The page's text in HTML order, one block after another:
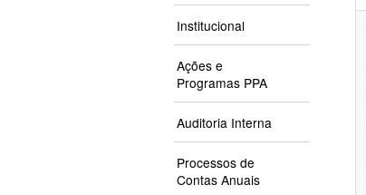
Institucional
Ações e
Programas PPA
Auditoria Interna
Processos de
Contas Anuais